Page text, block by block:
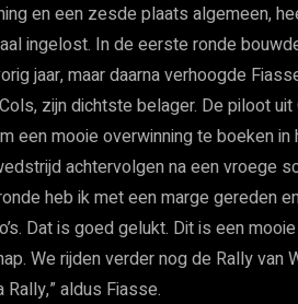
en een zesde plaats algemeen,
ingelost. In de eerste ronde
jaar, maar daarna verhoogde
zijn dichtste belager. De piloot
een mooie overwinning te boeken in
achtervolgen na een vroege
heb ik met een marge gereden
Dat is goed gelukt. Dit is een
We rijden verder nog de Rally van
aldus Fiasse.